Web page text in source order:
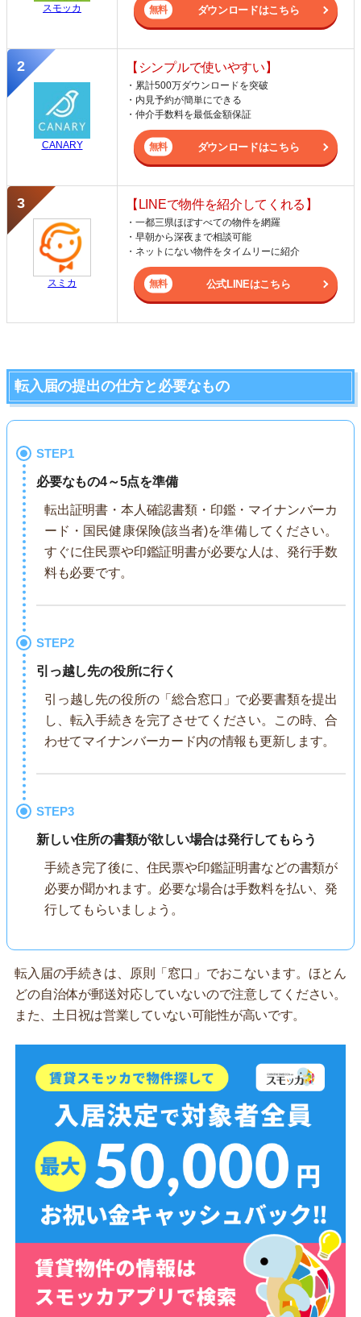
スモッカ ダウンロードはこちら
CANARY
【シンプルで使いやすい】
・累計500万ダウンロードを突破
・内見予約が簡単にできる
・仲介手数料を最低金額保証
ダウンロードはこちら
スミカ
【LINEで物件を紹介してくれる】
・一都三県ほぼすべての物件を網羅
・早朝から深夜まで相談可能
・ネットにない物件をタイムリーに紹介
公式LINEはこちら
転入届の提出の仕方と必要なもの
STEP1
必要なもの4～5点を準備
転出証明書・本人確認書類・印鑑・マイナンバーカ
ード・国民健康保険(該当者)を準備してください。
すぐに住民票や印鑑証明書が必要な人は、発行手数
料も必要です。
STEP2
引っ越し先の役所に行く
引っ越し先の役所の「総合窓口」で必要書類を提出
し、転入手続きを完了させてください。この時、合
わせてマイナンバーカード内の情報も更新します。
STEP3
新しい住所の書類が欲しい場合は発行してもらう
手続き完了後に、住民票や印鑑証明書などの書類が
必要か聞かれます。必要な場合は手数料を払い、発
行してもらいましょう。
転入届の手続きは、原則「窓口」でおこないます。ほとん
どの自治体が郵送対応していないので注意してください。
また、土日祝は営業していない可能性が高いです。